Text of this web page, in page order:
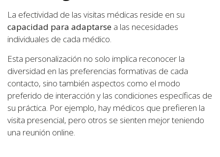
La efectividad de las visitas médicas reside en su
capacidad para adaptarse a las necesidades
individuales de cada médico.
Esta personalización no solo implica reconocer la
diversidad en las preferencias formativas de cada
contacto, sino también aspectos como el modo
preferido de interacción y las condiciones específicas de
su práctica. Por ejemplo, hay médicos que prefieren la
visita presencial, pero otros se sienten mejor teniendo
una reunión online.